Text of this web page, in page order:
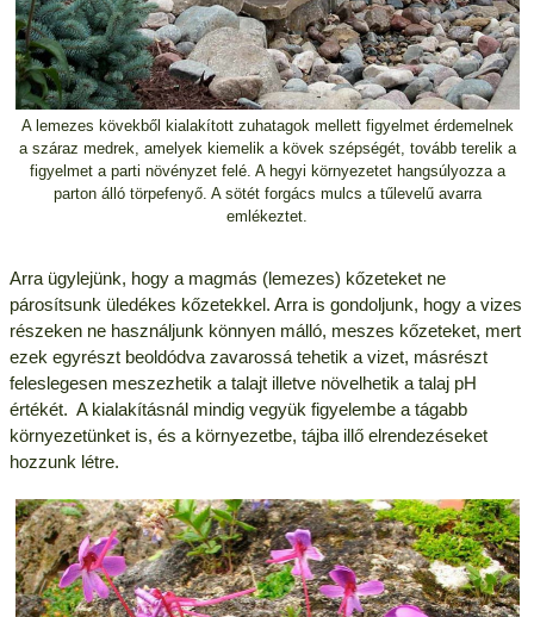
A lemezes kövekből kialakított zuhatagok mellett figyelmet érdemelnek
a száraz medrek, amelyek kiemelik a kövek szépségét, tovább terelik a
figyelmet a parti növényzet felé. A hegyi környezetet hangsúlyozza a
parton álló törpefenyő. A sötét forgács mulcs a tűlevelű avarra
emlékeztet.
Arra ügylejünk, hogy a magmás (lemezes) kőzeteket ne
párosítsunk üledékes kőzetekkel. Arra is gondoljunk, hogy a vizes
részeken ne használjunk könnyen málló, meszes kőzeteket, mert
ezek egyrészt beoldódva zavarossá tehetik a vizet, másrészt
feleslegesen meszezhetik a talajt illetve növelhetik a talaj pH
értékét. A kialakításnál mindig vegyük figyelembe a tágabb
környezetünket is, és a környezetbe, tájba illő elrendezéseket
hozzunk létre.